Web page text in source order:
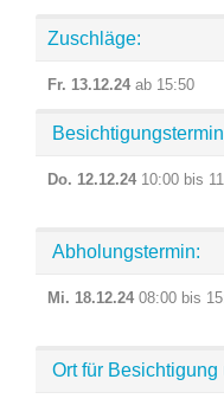
Zuschläge:
Fr. 13.12.24 ab 15:50
Do. 12.12.24 10:00 bis
Abholungstermin:
Mi. 18.12.24 08:00 bis
Ort für Besichtigung